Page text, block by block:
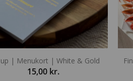
| Menukort | White & Gold
15,00 kr.